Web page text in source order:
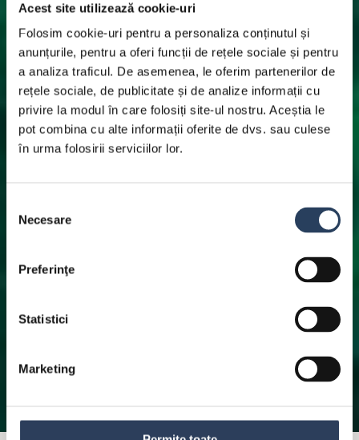
Acest site utilizează cookie-uri
Folosim cookie-uri pentru a personaliza conținutul și
anunțurile, pentru a oferi funcții de rețele sociale și pentru
a analiza traficul. De asemenea, le oferim partenerilor de
rețele sociale, de publicitate și de analize informații cu
privire la modul în care folosiți site-ul nostru. Aceștia le
pot combina cu alte informații oferite de dvs. sau culese
în urma folosirii serviciilor lor.
consimțământului
Necesare
Preferinţe
Statistici
Marketing